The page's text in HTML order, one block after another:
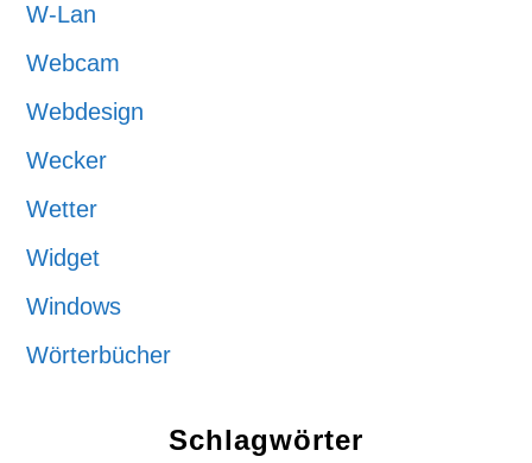
W-Lan
Webcam
Webdesign
Wecker
Wetter
Widget
Windows
Wörterbücher
Schlagwörter